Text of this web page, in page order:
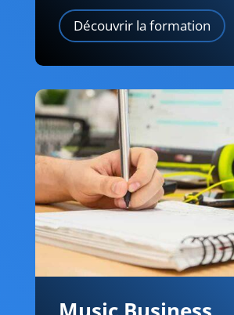
Découvrir la formation